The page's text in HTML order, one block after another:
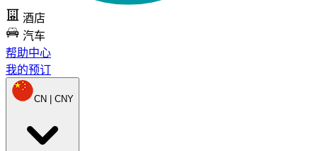
酒店
汽车
帮助中心
我的预订
CN | CNY